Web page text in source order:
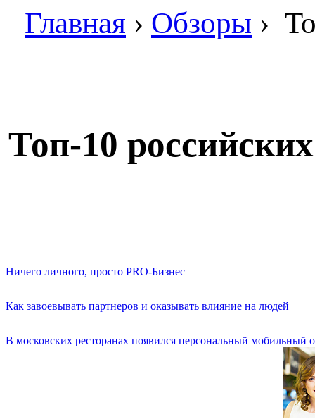
Главная › Обзоры ›
Топ-10
Ничего личного, просто PRO-Бизнес
Как завоевывать партнеров и оказывать влияние на людей
В московских ресторанах появился персональный мобильный